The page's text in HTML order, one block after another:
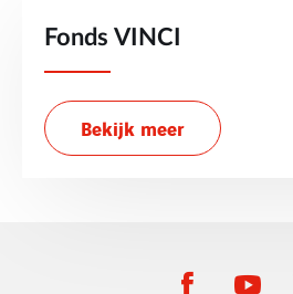
Fonds VINCI
Bekijk meer